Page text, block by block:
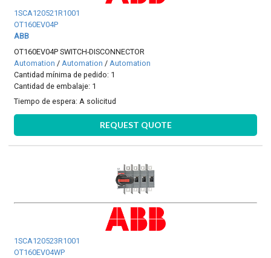
1SCA120521R1001
OT160EV04P
ABB
OT160EV04P SWITCH-DISCONNECTOR
Automation / Automation / Automation
Cantidad mínima de pedido: 1
Cantidad de embalaje: 1
Tiempo de espera: A solicitud
REQUEST QUOTE
1SCA120523R1001
OT160EV04WP